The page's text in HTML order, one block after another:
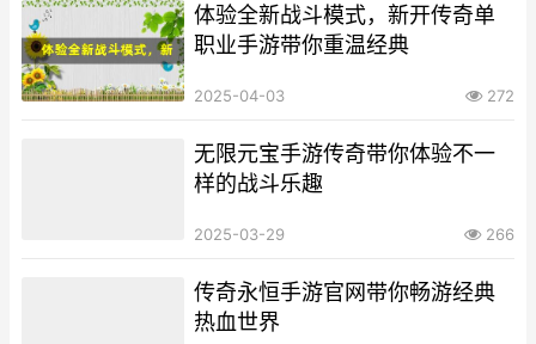
体验全新战斗模式，新开传奇单
职业手游带你重温经典
2025-04-03 272
无限元宝手游传奇带你体验不一
样的战斗乐趣
2025-03-29 266
传奇永恒手游官网带你畅游经典
热血世界